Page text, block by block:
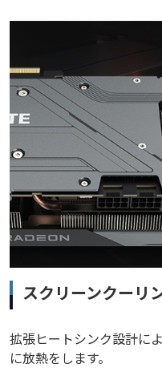
スクリーンクーリ
拡張ヒートシンク設計に
に放熱をします。